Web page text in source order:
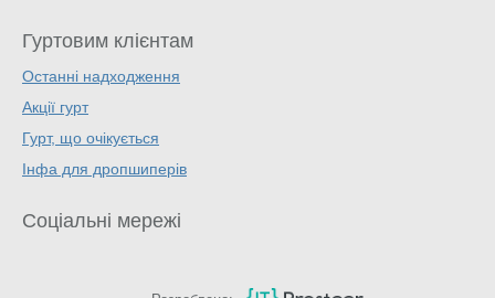
Гуртовим клієнтам
Останні надходження
Акції гурт
Гурт, що очікується
Інфа для дропшиперів
Соціальні мережі